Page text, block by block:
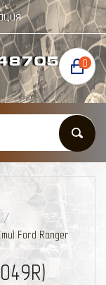
8705 0
/
Ford Ranger